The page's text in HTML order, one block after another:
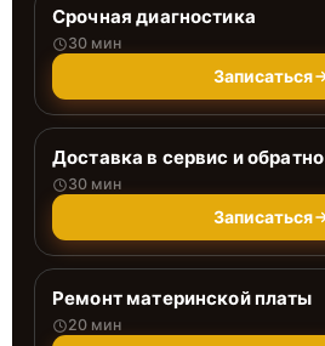
Срочная диагностика
30 мин
Записаться
Доставка в сервис и обратно
30 мин
Записаться
Ремонт материнской платы
20 мин